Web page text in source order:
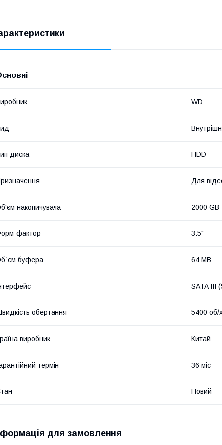
WD
диска HDD
Для
накопичувача 2000 GB
фактор 3.5"
буфера 64 MB
SATA III
обертання 5400 об/
виробник Китай
термін 36 міс
Новий
для замовлення